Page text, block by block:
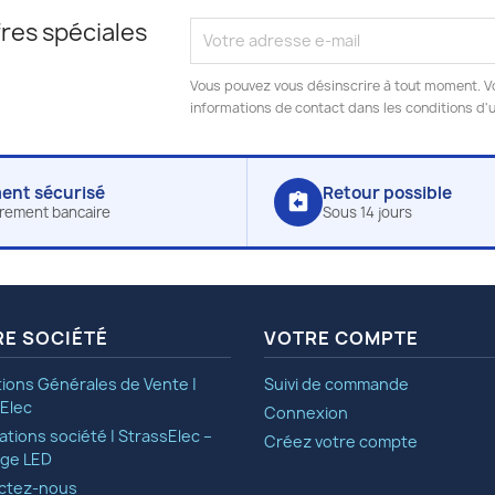
spéciales
Vous pouvez vous désinscrire à tout moment.
informations de contact dans les conditions
sécurisé
bancaire assignment_return Retour possible
Sous 14 jours
SOCIÉTÉ
Générales de Vente |
société | StrassElec –
LED
nous
VOTRE COMPTE
Suivi de commande
Connexion
Créez votre compte